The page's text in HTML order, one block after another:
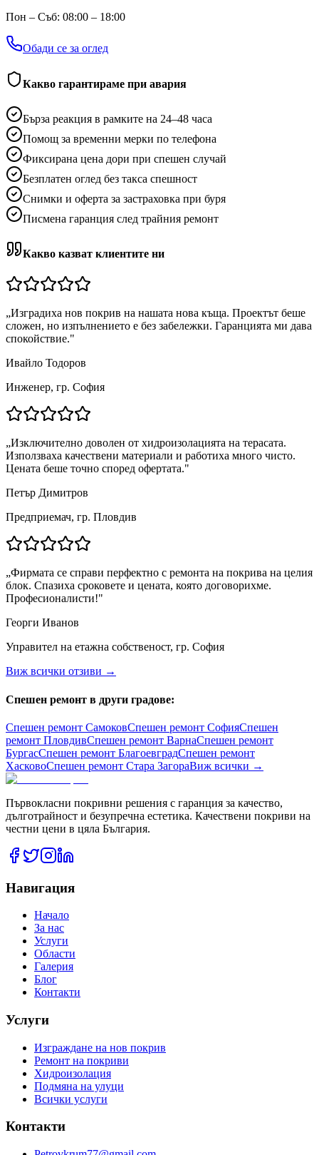
Пон – Съб: 08:00 – 18:00
Обади се за оглед
Какво гарантираме при авария
Бърза реакция в рамките на 24–48 часа
Помощ за временни мерки по телефона
Фиксирана цена дори при спешен случай
Безплатен оглед без такса спешност
Снимки и оферта за застраховка при буря
Писмена гаранция след трайния ремонт
Какво казват клиентите ни
„Изградиха нов покрив на нашата нова къща. Проектът беше
сложен, но изпълнението е без забележки. Гаранцията ми дава
спокойствие."
Ивайло Тодоров
Инженер, гр. София
„Изключително доволен от хидроизолацията на терасата.
Използваха качествени материали и работиха много чисто.
Цената беше точно според офертата."
Петър Димитров
Предприемач, гр. Пловдив
„Фирмата се справи перфектно с ремонта на покрива на целия
блок. Спазиха сроковете и цената, която договорихме.
Професионалисти!"
Георги Иванов
Управител на етажна собственост, гр. София
Виж всички отзиви →
Спешен ремонт в други градове:
Спешен ремонт СамоковСпешен ремонт СофияСпешен
ремонт ПловдивСпешен ремонт ВарнаСпешен ремонт
БургасСпешен ремонт БлагоевградСпешен ремонт
ХасковоСпешен ремонт Стара ЗагораВиж всички →
Първокласни покривни решения с гаранция за качество,
дълготрайност и безупречна естетика. Качествени покриви на
честни цени в цяла България.
Навигация
Начало
За нас
Услуги
Области
Галерия
Блог
Контакти
Услуги
Изграждане на нов покрив
Ремонт на покриви
Хидроизолация
Подмяна на улуци
Всички услуги
Контакти